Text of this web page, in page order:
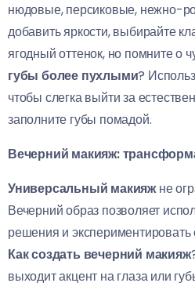
нюдовые, персиковые, нежно-
добавить яркости, выбирайте
ягодный оттенок, но помните о
губы более пухлыми?
чтобы слегка выйти за
заполните губы помадой.
Вечерний макияж:
Универсальный макияжне
Вечерний образ позволяет
решения и экспериментировать
Как создать вечерний макияж
выходит акцент на глаза или